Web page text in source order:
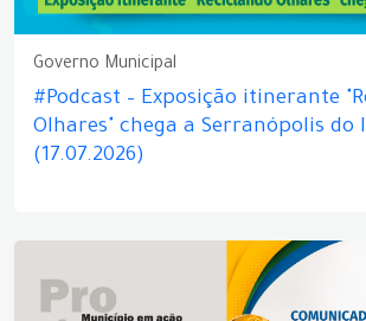
Governo Municipal
#Podcast – Exposição itinerante
Olhares" chega a Serranópolis do
(17.07.2026)